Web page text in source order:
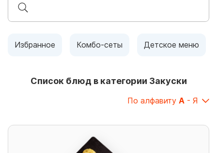
Избранное Комбо-сеты Детское меню
Список блюд в категории Закуски
По алфавиту А - Я